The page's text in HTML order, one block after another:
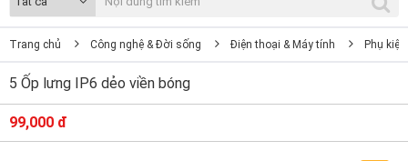
Trang chủ Công nghệ & Đời sống Điện thoại & Máy tính Phụ
5 Ốp lưng IP6 dẻo viền bóng
99,000 đ